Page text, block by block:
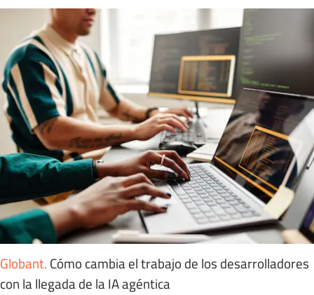
Globant. Cómo cambia el trabajo de los desarrolladores
con la llegada de la IA agéntica